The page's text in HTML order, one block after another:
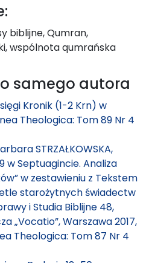
biblijne, Qumran,
wspólnota qumrańska
samego autora
Kronik (1-2 Krn) w
Theologica: Tom 89 Nr 4
STRZAŁKOWSKA,
w Septuagincie. Analiza
w zestawieniu z Tekstem
starożytnych świadectw
i Studia Biblijne 48,
„Vocatio”, Warszawa 2017,
Theologica: Tom 87 Nr 4